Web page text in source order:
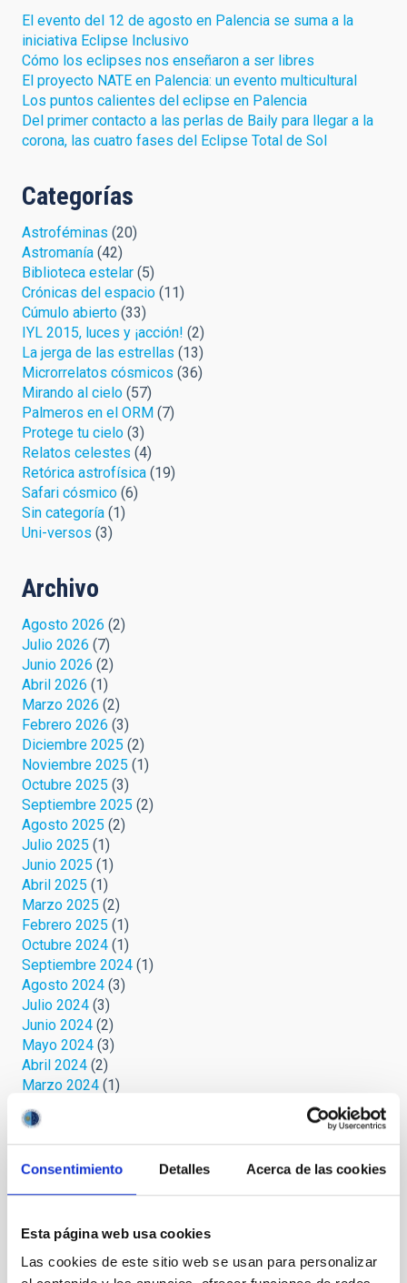
Consentimiento Detalles Acerca de las cookies
Esta página web usa cookies
Las cookies de este sitio web se usan para personalizar
El evento del 12 de agosto en Palencia se suma a la
iniciativa Eclipse Inclusivo
Cómo los eclipses nos enseñaron a ser libres
El proyecto NATE en Palencia: un evento multicultural
Los puntos calientes del eclipse en Palencia
Del primer contacto a las perlas de Baily para llegar a la
corona, las cuatro fases del Eclipse Total de Sol
Categorías
Astroféminas (20)
Astromanía (42)
Biblioteca estelar (5)
Crónicas del espacio (11)
Cúmulo abierto (33)
IYL 2015, luces y ¡acción! (2)
La jerga de las estrellas (13)
Microrrelatos cósmicos (36)
Mirando al cielo (57)
Palmeros en el ORM (7)
Protege tu cielo (3)
Relatos celestes (4)
Retórica astrofísica (19)
Safari cósmico (6)
Sin categoría (1)
Uni-versos (3)
Archivo
Agosto 2026 (2)
Julio 2026 (7)
Junio 2026 (2)
Abril 2026 (1)
Marzo 2026 (2)
Febrero 2026 (3)
Diciembre 2025 (2)
Noviembre 2025 (1)
Octubre 2025 (3)
Septiembre 2025 (2)
Agosto 2025 (2)
Julio 2025 (1)
Junio 2025 (1)
Abril 2025 (1)
Marzo 2025 (2)
Febrero 2025 (1)
Octubre 2024 (1)
Septiembre 2024 (1)
Agosto 2024 (3)
Julio 2024 (3)
Junio 2024 (2)
Mayo 2024 (3)
Abril 2024 (2)
Marzo 2024 (1)
Febrero 2023
Octubre 2022
Septiembre 2022(1)
Agosto 2022(1)
Abril 2022
Marzo 2022
Febrero 2022(2)